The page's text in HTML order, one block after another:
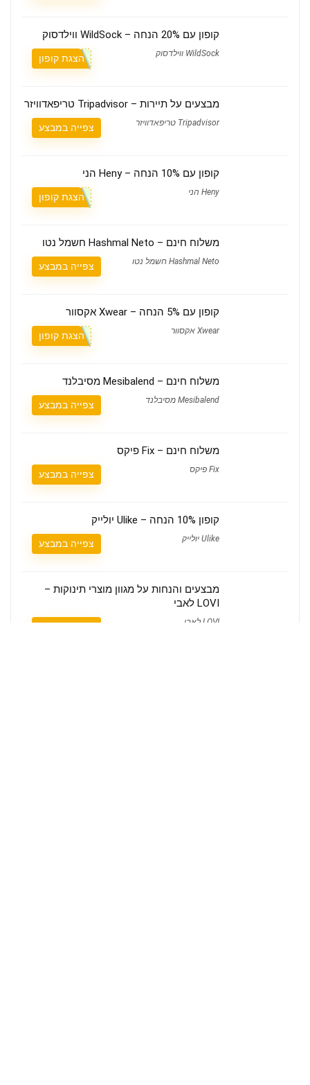
קופון עם 20% הנחה – WildSock ווילדסוק
WildSock ווילדסוק הצגת קופון
מבצעים על תיירות – Tripadvisor טריפאדוויזר
Tripadvisor טריפאדוויזר צפייה במבצע
קופון עם 10% הנחה – Heny הני
Heny הני הצגת קופון
משלוח חינם – Hashmal Neto חשמל נטו
Hashmal Neto חשמל נטו צפייה במבצע
קופון עם 5% הנחה – Xwear אקסוור
Xwear אקסוור הצגת קופון
משלוח חינם – Mesibalend מסיבלנד
Mesibalend מסיבלנד צפייה במבצע
משלוח חינם – Fix פיקס
Fix פיקס צפייה במבצע
קופון 10% הנחה – Ulike יולייק
Ulike יולייק צפייה במבצע
מבצעים והנחות על מגוון מוצרי תינוקות –
LOVI לאבי
LOVI לאבי